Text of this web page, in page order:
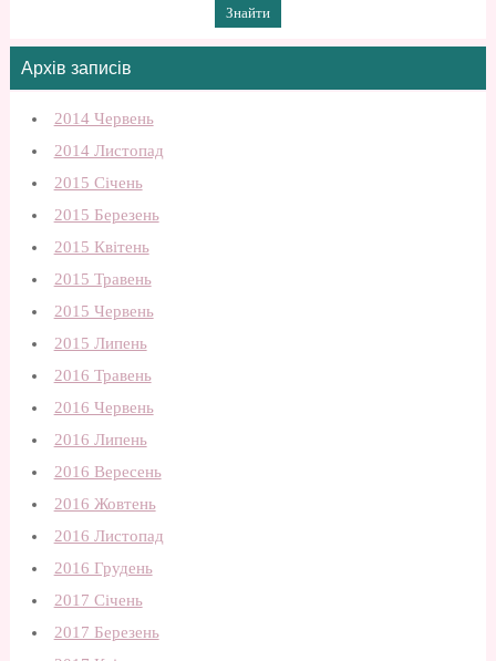
Архів записів
2014 Червень
2014 Листопад
2015 Січень
2015 Березень
2015 Квітень
2015 Травень
2015 Червень
2015 Липень
2016 Травень
2016 Червень
2016 Липень
2016 Вересень
2016 Жовтень
2016 Листопад
2016 Грудень
2017 Січень
2017 Березень